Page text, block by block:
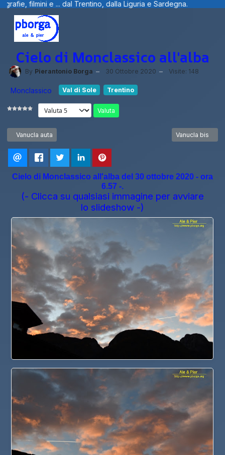
e ... dal Trentino, dalla Liguria e Sardegna.
Cielo di Monclassico all'alba
By Pierantonio Borga 30 Ottobre 2020 Visite: 148
Monclassico Val di Sole Trentino
Valuta
Articolo precedente: Vanucla auta
Vanucla auta Articolo
Vanucla bis
Cielo di Monclassico all'alba del 30 ottobre 2020 - ora
6.57 -.
(- Clicca su qualsiasi immagine per avviare
lo slideshow -)